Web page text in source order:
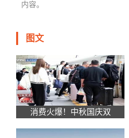
内容。
图文
消费火爆！中秋国庆双